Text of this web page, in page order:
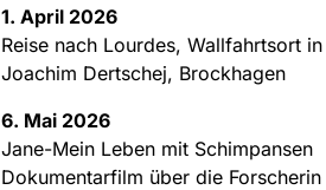
1. April 2026
Reise nach Lourdes, Wallfahrtsort
Joachim Dertschej, Brockhagen
6. Mai 2026
Jane-Mein Leben mit Schimpansen
Dokumentarfilm über die